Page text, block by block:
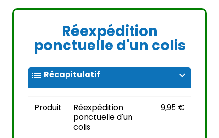
Réexpédition
ponctuelle d'un colis
list Récapitulatif expand_more
Produit
Réexpédition
ponctuelle d'un
colis
9,95 €